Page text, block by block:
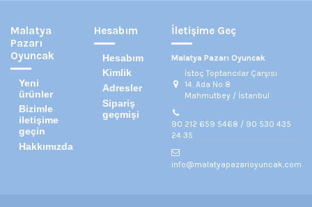
Malatya
Pazarı
Oyuncak
Yeni
ürünler
Bizimle
iletişime
geçin
Hakkımızda
Hesabım
Hesabım
Kimlik
Adresler
Sipariş
geçmişi
İletişime Geç
Malatya Pazarı Oyuncak
İstoç Toptancılar Çarşısı
14. Ada No:8
Mahmutbey / İstanbul
90 212 659 5468 / 90 530 435
24 35
info@malatyapazarioyuncak.com